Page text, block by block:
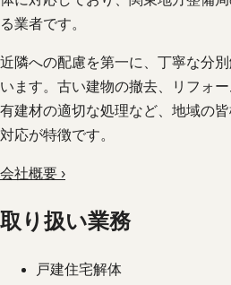
る業者です。
近隣への配慮を第一に、丁寧な分
います。古い建物の撤去、リフォ
有建材の適切な処理など、地域の
対応が特徴です。
会社概要 ›
取り扱い業務
戸建住宅解体